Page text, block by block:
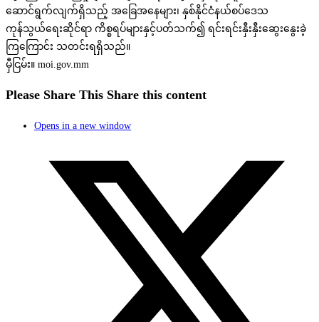
ဆောင်ရွက်လျက်ရှိသည့် အခြေအနေများ၊ နှစ်နိုင်ငံနယ်စပ်ဒေသ
ကုန်သွယ်ရေးဆိုင်ရာ ကိစ္စရပ်များနှင့်ပတ်သက်၍ ရင်းရင်းနှီးနှီးဆွေးနွေးခဲ့
ကြကြောင်း သတင်းရရှိသည်။
မှီငြမ်း။ moi.gov.mm
Please Share This Share this content
Opens in a new window